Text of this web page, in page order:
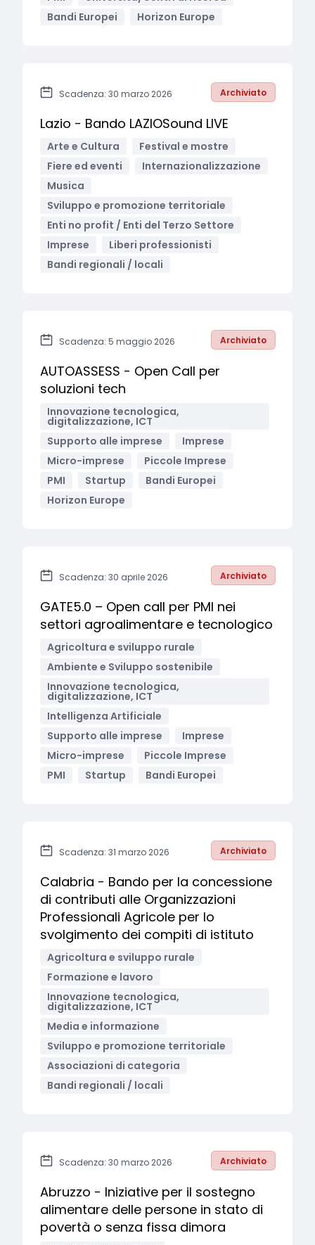
Bandi Europei
Horizon Europe
Scadenza: 30 marzo 2026 Archiviato
Lazio - Bando LAZIOSound LIVE
Arte e Cultura
Festival e mostre
Fiere ed eventi
Internazionalizzazione
Musica
Sviluppo e promozione territoriale
Enti no profit / Enti del Terzo Settore
Imprese
Liberi professionisti
Bandi regionali / locali
Scadenza: 5 maggio 2026 Archiviato
AUTOASSESS - Open Call per
soluzioni tech
Innovazione tecnologica,
digitalizzazione, ICT
Supporto alle imprese
Imprese
Micro-imprese
Piccole Imprese
PMI
Startup
Bandi Europei
Horizon Europe
Scadenza: 30 aprile 2026 Archiviato
GATE5.0 – Open call per PMI nei
settori agroalimentare e tecnologico
Agricoltura e sviluppo rurale
Ambiente e Sviluppo sostenibile
Innovazione tecnologica,
digitalizzazione, ICT
Intelligenza Artificiale
Supporto alle imprese
Imprese
Micro-imprese
Piccole Imprese
PMI
Startup Bandi Europei
Scadenza: 31 marzo 2026 Archiviato
Calabria - Bando per la concessione
di contributi alle Organizzazioni
Professionali Agricole per lo
svolgimento dei compiti di istituto
Agricoltura e sviluppo rurale
Formazione e lavoro
Innovazione tecnologica,
digitalizzazione, ICT
Media e informazione
Sviluppo e promozione territoriale
Associazioni di categoria
Bandi regionali / locali
Scadenza: 30 marzo 2026 Archiviato
Abruzzo - Iniziative per il sostegno
alimentare delle persone in stato di
povertà o senza fissa dimora